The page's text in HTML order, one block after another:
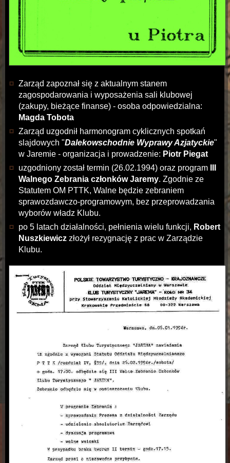
Zarząd zapoznał się z aktualnym stanem
zagospodarowania i wyposażenia sali klubowej
(zakupy, bieżące finanse) - osoba odpowiedzialna:
Magda Tobota
Zarząd uzgodnił harmonogram cyklicznych spotkań
slajdowych "Dalekowschodnie Wyprawy Azjatyckie"
w Jaremie - organizacja i prowadzenie: Piotr Piegat
uzgodniony został termin (26.02.1994) oraz program
Walnego Zebrania członków Jaremy. Zgodnie ze
Statutem OM PTTK, Walne będzie zebraniem
sprawozdawczo-programowym, bez przeprowadzania
wyborów władz Klubu.
po 5 latach działalności, pełnienia wielu funkcji, Robert
Nuszkiewicz złożył rezygnację z prac w Zarządzie
Klubu.